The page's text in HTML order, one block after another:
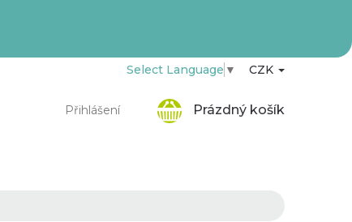
Přihlášení
Select Language ▼ CZK
Prázdný košík